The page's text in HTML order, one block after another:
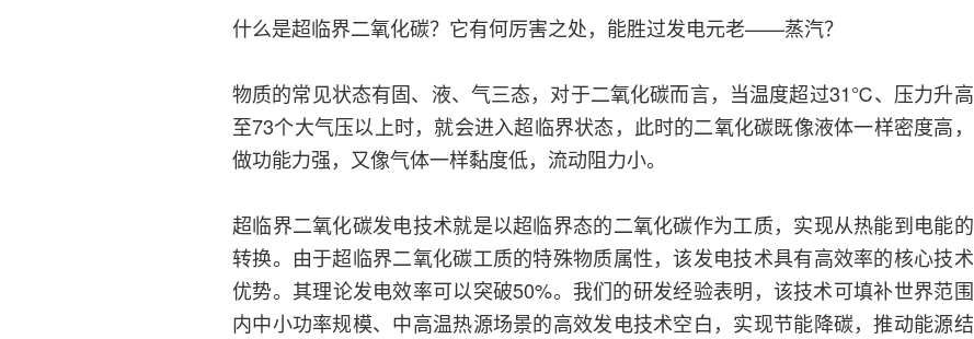
什么是超临界二氧化碳？它有何厉害之处，能胜过发电元老——蒸汽？
物质的常见状态有固、液、气三态，对于二氧化碳而言，当温度超过31℃、压力升高
至73个大气压以上时，就会进入超临界状态，此时的二氧化碳既像液体一样密度高，
做功能力强，又像气体一样黏度低，流动阻力小。
超临界二氧化碳发电技术就是以超临界态的二氧化碳作为工质，实现从热能到电能的
转换。由于超临界二氧化碳工质的特殊物质属性，该发电技术具有高效率的核心技术
优势。其理论发电效率可以突破50%。我们的研发经验表明，该技术可填补世界范围
内中小功率规模、中高温热源场景的高效发电技术空白，实现节能降碳，推动能源结